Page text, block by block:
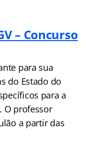
– Concurso
para sua
do Estado do
para a
O professor
a partir das